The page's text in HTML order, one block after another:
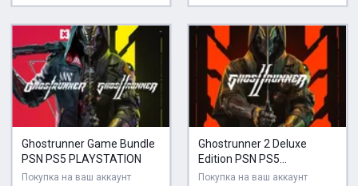
Ghostrunner Game Bundle
PSN PS5 PLAYSTATION
Покупка на ваш аккаунт
Ghostrunner 2 Deluxe
Edition PSN PS5
PLAYSTATION
Покупка на ваш аккаунт